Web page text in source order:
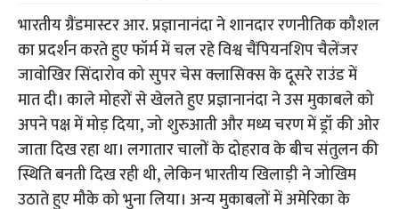
भारतीय ग्रैंडमास्टर आर. प्रज्ञानानंदा ने शानदार रणनीतिक कौशल
का प्रदर्शन करते हुए फॉर्म में चल रहे विश्व चैंपियनशिप चैलेंजर
जावोखिर सिंदारोव को सुपर चेस क्लासिक्स के दूसरे राउंड में
मात दी। काले मोहरों से खेलते हुए प्रज्ञानानंदा ने उस मुकाबले को
अपने पक्ष में मोड़ दिया, जो शुरुआती और मध्य चरण में ड्रॉ की ओर
जाता दिख रहा था। लगातार चालों के दोहराव के बीच संतुलन की
स्थिति बनती दिख रही थी, लेकिन भारतीय खिलाड़ी ने जोखिम
उठाते हुए मौके को भुना लिया। अन्य मुकाबलों में अमेरिका के